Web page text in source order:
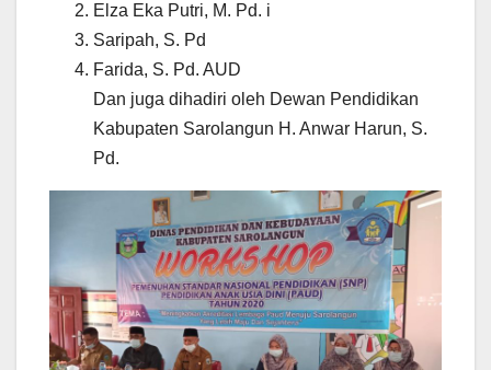
Elza Eka Putri, M. Pd. i
Saripah, S. Pd
Farida, S. Pd. AUD
Dan juga dihadiri oleh Dewan Pendidikan
Kabupaten Sarolangun H. Anwar Harun, S.
Pd.